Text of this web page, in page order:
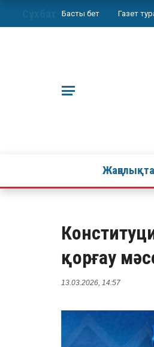
Басты бет Газет
қорғау
13.03.2026, 14:57